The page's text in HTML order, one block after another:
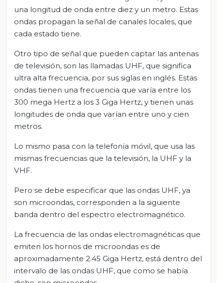
una longitud de onda entre diez y un metro. Estas
ondas propagan la señal de canales locales, que
cada estado tiene.
Otro tipo de señal que pueden captar las antenas
de televisión, son las llamadas UHF, que significa
ultra alta frecuencia, por sus siglas en inglés. Estas
ondas tienen una frecuencia que varía entre los
300 mega Hertz a los 3 Giga Hertz, y tienen unas
longitudes de onda que varían entre uno y cien
metros.
Lo mismo pasa con la telefonía móvil, que usa las
mismas frecuencias que la televisión, la UHF y la
VHF.
Pero se debe especificar que las ondas UHF, ya
son microondas, corresponden a la siguiente
banda dentro del espectro electromagnético.
La frecuencia de las ondas electromagnéticas que
emiten los hornos de microondas es de
aproximadamente 2.45 Giga Hertz, está dentro del
intervalo de las ondas UHF, que como se había